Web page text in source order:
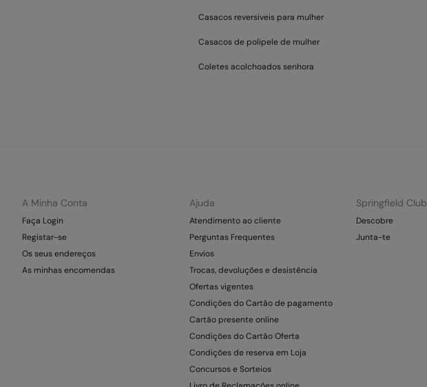
Casacos reversiveis para mulher
Casacos de polipele de mulher
Coletes acolchoados senhora
A Minha Conta
Faça Login
Registar-se
Os seus endereços
As minhas encomendas
Ajuda
Atendimento ao cliente
Perguntas Frequentes
Envios
Trocas, devoluções e desistência
Ofertas vigentes
Condições do Cartão de pagamento
Cartão presente online
Condições do Cartão Oferta
Condições de reserva em Loja
Concursos e Sorteios
Springfield Club
Descobre
Junta-te